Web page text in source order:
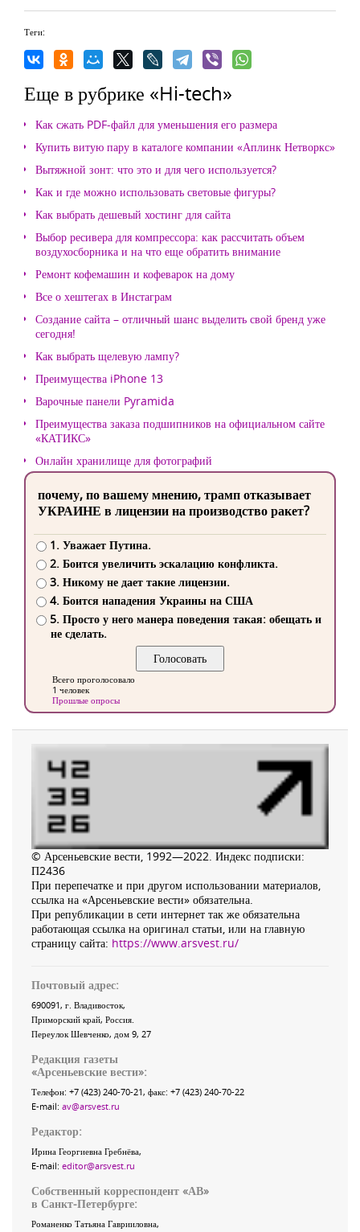
Теги:
Еще в рубрике «Hi-tech»
Как сжать PDF-файл для уменьшения его размера
Купить витую пару в каталоге компании «Аплинк Нетворкс»
Вытяжной зонт: что это и для чего используется?
Как и где можно использовать световые фигуры?
Как выбрать дешевый хостинг для сайта
Выбор ресивера для компрессора: как рассчитать объем
воздухосборника и на что еще обратить внимание
Ремонт кофемашин и кофеварок на дому
Все о хештегах в Инстаграм
Создание сайта – отличный шанс выделить свой бренд уже
сегодня!
Как выбрать щелевую лампу?
Преимущества iPhone 13
Варочные панели Pyramida
Преимущества заказа подшипников на официальном сайте
«КАТИКС»
Онлайн хранилище для фотографий
почему, по вашему мнению, трамп отказывает
УКРАИНЕ в лицензии на производство ракет?
1. Уважает Путина.
2. Боится увеличить эскалацию конфликта.
3. Никому не дает такие лицензии.
4. Боится нападения Украины на США
5. Просто у него манера поведения такая: обещать и
не сделать.
Всего проголосовало
1 человек
Прошлые опросы
© Арсеньевские вести, 1992—2022. Индекс подписки:
П2436
При перепечатке и при другом использовании материалов,
ссылка на «Арсеньевские вести» обязательна.
При републикации в сети интернет так же обязательна
работающая ссылка на оригинал статьи, или на главную
страницу сайта: https://www.arsvest.ru/
Почтовый адрес:
690091, г. Владивосток,
Приморский край, Россия
Переулок Шевченко, дом 9, 27
Редакция газеты
«Арсеньевские вести»:
Телефон: +7 (423) 240-70-21, факс: +7 (423) 240-70-22
E-mail: av@arsvest.ru
Редактор:
Ирина Георгиевна Гребнёва,
E-mail: editor@arsvest.ru
Собственный корреспондент «АВ»
в Санкт-Петербурге:
Романенко Татьяна Гаврииловна,